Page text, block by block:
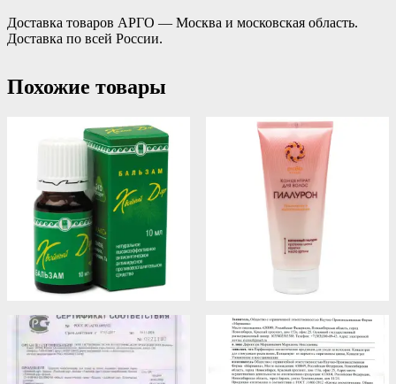
Доставка товаров АРГО — Москва и московская область.
Доставка по всей России.
Похожие товары